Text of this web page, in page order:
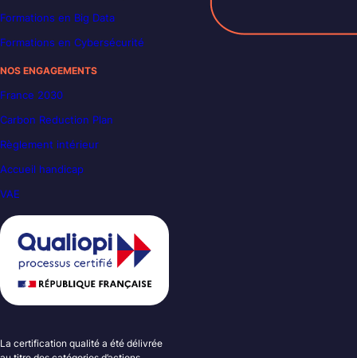
Formations en Big Data
Formations en Cybersécurité
NOS ENGAGEMENTS
France 2030
Carbon Reduction Plan
Règlement intérieur
Accueil handicap
VAE
La certification qualité a été délivrée